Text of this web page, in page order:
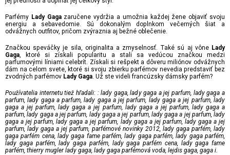
Parfémy Lady Gagazaručene vydržia a umožnia každej žene objaviť svoju
energiu a sebavedomie. Sú dokonalým doplnkom večerných šiat a
odvážnych outfitov, pričom zvýraznia aj bežné oblečenie.
Značkou speváčky je sila, originalita a zmyselnosť. Také sú aj vône Lady
Gaga , ktoré si získali popularitu a stali sa vedúcou značkou medzi
parfumovými líniami celebrít. Získali si rešpekt a dôveru miliónov odvážnych
dám na celom svete, ktoré si svoju zbierku parfémov nevedia predstaviť bez
zvodných parfémov Lady Gaga . Už ste videli francúzsky dámsky parfém?
Používatelia internetu tiež hľadali: : lady gaga, lady gaga a jej parfum, lady gaga a
parfum, lady gaga a parfum, lady gaga a jej parfum, lady gaga a jej parfum, lady
gaga a jej parfum, lady gaga a jej parfum, lady gaga a jej parfum, lady gaga a
parfum, lady gaga a jej parfum, lady gaga a jej parfum, lady gaga a jej parfum, lady
gaga a jej parfum, lady gaga a jej parfum, lady gaga a jej parfum, lady gaga a jej
parfum, lady gaga a jej parfum, parfémové novinky 2012, lady gaga parfém, lady
gaga parfém cena, lady gaga fame parfém, lady gaga parfém, lady gaga parfém,
lady gaga parfém, lady gaga parfém, lady gaga parfém cena, lady gaga fame
parfém, thierry mugler lady gaga, lady gaga parfémová voda, lejdis gaga, gaga i.